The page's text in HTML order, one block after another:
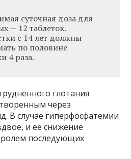
суточная доза для
— 12 таблеток.
с 14 лет должны
по половине
4 раза.
глотания
через
В случае гиперфосфатемии
и ее снижение
последующих